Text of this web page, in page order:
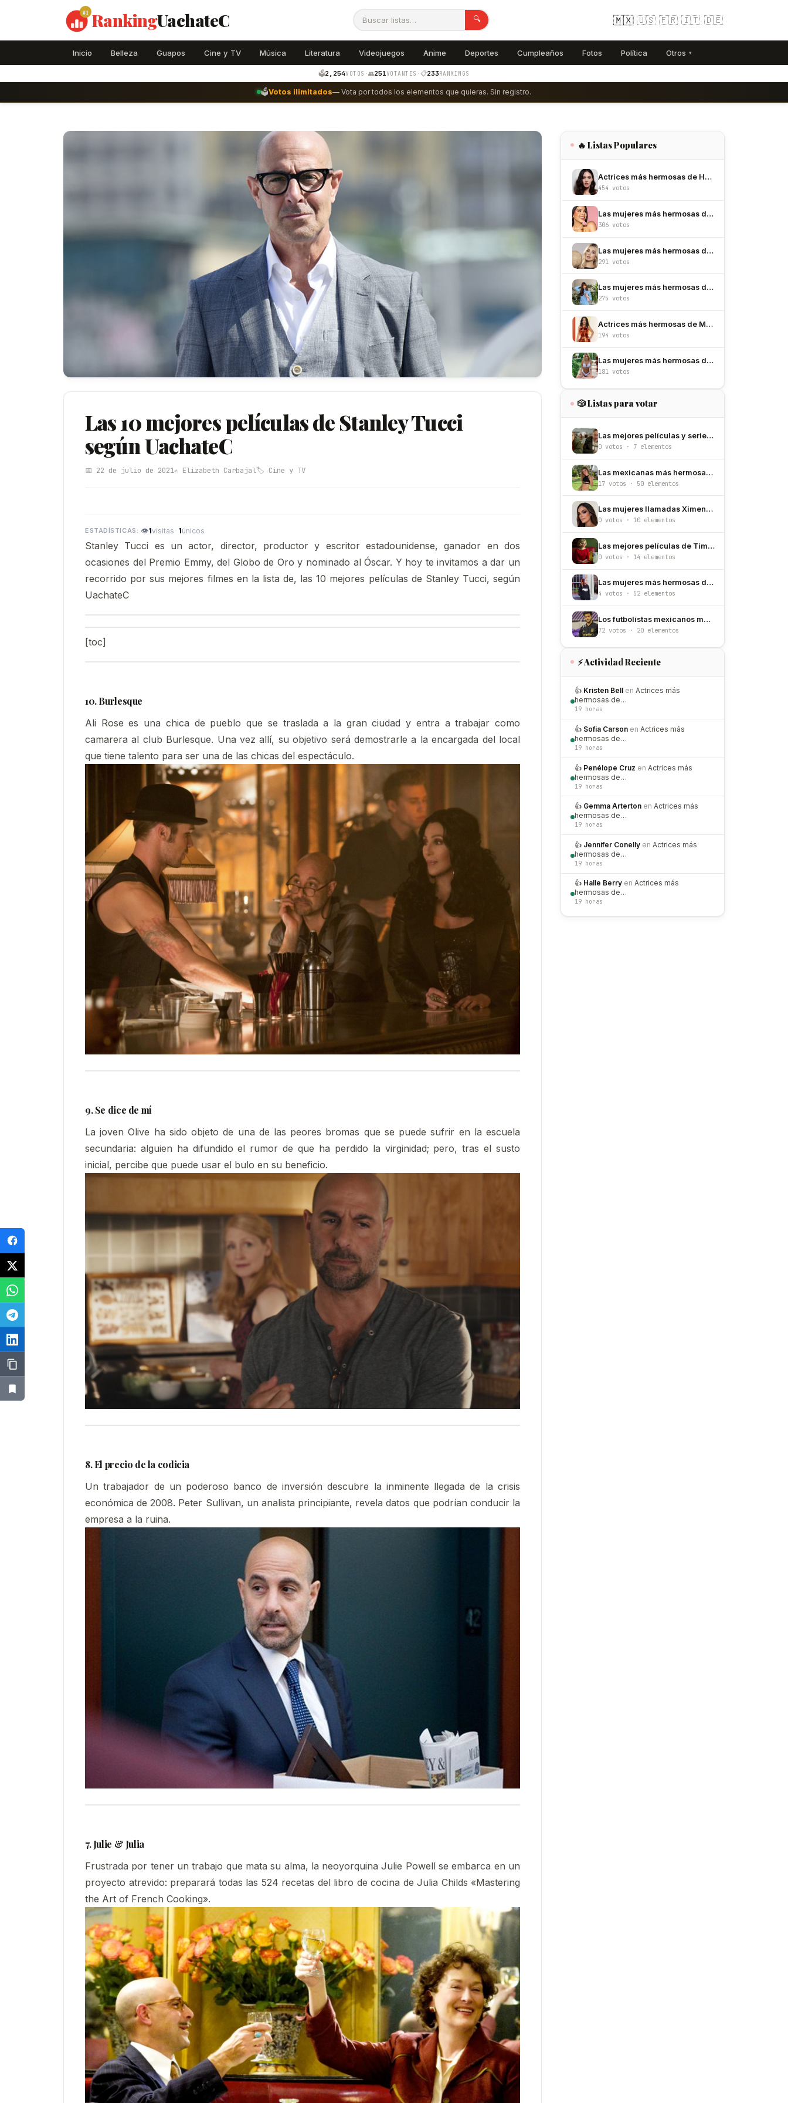
#1 RankingUachateC 🔍 🇲🇽 🇺🇸 🇫🇷 🇮🇹 🇩🇪
Inicio Belleza Guapos Cine y TV Música Literatura Videojuegos Anime Deportes Cumpleaños Fotos Política Otros ▾
🗳️2,254VOTOS ·👥251VOTANTES ·📋233RANKINGS
🗳️Votos ilimitados— Vota por todos los elementos que quieras. Sin registro.
Las 10 mejores películas de Stanley Tucci
según UachateC
📅 22 de julio de 2021✍️ Elizabeth Carbajal🏷️ Cine y TV
👁1visitas · 1únicos
Stanley Tucci es un actor, director, productor y escritor estadounidense, ganador en dos
ocasiones del Premio Emmy, del Globo de Oro y nominado al Óscar. Y hoy te invitamos a dar un
recorrido por sus mejores filmes en la lista de, las 10 mejores películas de Stanley Tucci, según
UachateC
[toc]
10. Burlesque
Ali Rose es una chica de pueblo que se traslada a la gran ciudad y entra a trabajar como
camarera al club Burlesque. Una vez allí, su objetivo será demostrarle a la encargada del local
que tiene talento para ser una de las chicas del espectáculo.
9. Se dice de mí
La joven Olive ha sido objeto de una de las peores bromas que se puede sufrir en la escuela
secundaria: alguien ha difundido el rumor de que ha perdido la virginidad; pero, tras el susto
inicial, percibe que puede usar el bulo en su beneficio.
8. El precio de la codicia
Un trabajador de un poderoso banco de inversión descubre la inminente llegada de la crisis
económica de 2008. Peter Sullivan, un analista principiante, revela datos que podrían conducir la
empresa a la ruina.
7. Julie & Julia
Frustrada por tener un trabajo que mata su alma, la neoyorquina Julie Powell se embarca en un
proyecto atrevido: preparará todas las 524 recetas del libro de cocina de Julia Childs «Mastering
the Art of French Cooking».
🔥 Listas Populares
Actrices más hermosas de Hollywood
454 votos
Las mujeres más hermosas de México
306 votos
Las mujeres más hermosas de Colombia
291 votos
Las mujeres más hermosas de España
275 votos
Actrices más hermosas de México
194 votos
Las mujeres más hermosas de Argentina
181 votos
🎲 Listas para votar
Las mejores películas y series de Jodie Comer
0 votos · 7 elementos
Las mexicanas más hermosas en Instagram
17 votos · 50 elementos
Las mujeres llamadas Ximena más hermosas
0 votos · 10 elementos
Las mejores películas de Tim Burton
0 votos · 14 elementos
Las mujeres más hermosas de Perú
4 votos · 52 elementos
Los futbolistas mexicanos más guapos
72 votos · 20 elementos
⚡ Actividad Reciente
👍 Kristen Bell en Actrices más
hermosas de…
19 horas
👍 Sofia Carson en Actrices más
hermosas de…
19 horas
👍 Penélope Cruz en Actrices más
hermosas de…
19 horas
👍 Gemma Arterton en Actrices más
hermosas de…
19 horas
👍 Jennifer Conelly en Actrices más
hermosas de…
19 horas
👍 Halle Berry en Actrices más
hermosas de…
19 horas